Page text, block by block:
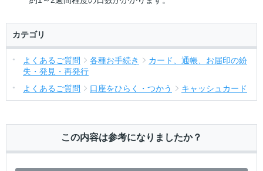
カテゴリ
よくあるご質問 各種お手続き
カード、通帳、お届印の紛
失・発見・再発行
よくあるご質問
口座をひらく・つかう キャッシュカード
この内容は参考になりましたか？